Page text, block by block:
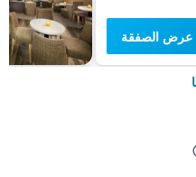
عرض الصفقة